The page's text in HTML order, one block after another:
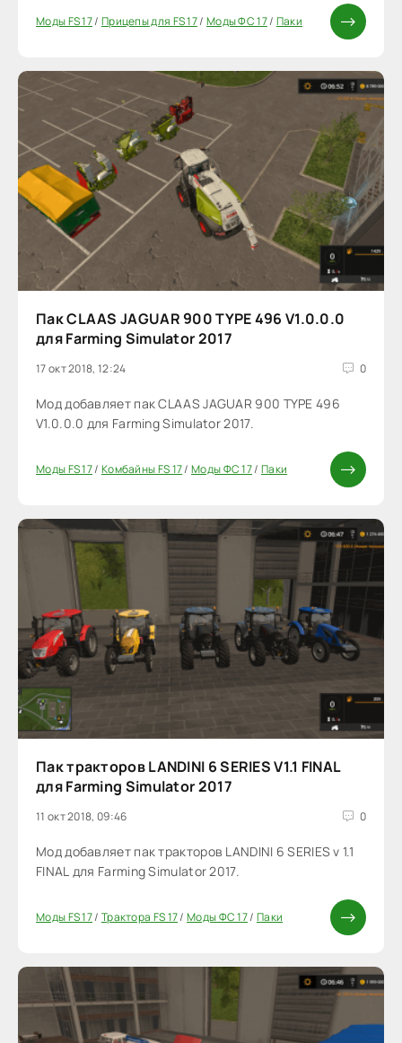
Моды FS 17/ Прицепы для FS 17/ Моды ФС 17/ Паки
Пак CLAAS JAGUAR 900 TYPE 496 V1.0.0.0
для Farming Simulator 2017
17 окт 2018, 12:24 0
Мод добавляет пак CLAAS JAGUAR 900 TYPE 496
V1.0.0.0 для Farming Simulator 2017.
Моды FS 17/ Комбайны FS 17/Моды ФС 17/ Паки
Пак тракторов LANDINI 6 SERIES V1.1 FINAL
для Farming Simulator 2017
11 окт 2018, 09:46 0
Мод добавляет пак тракторов LANDINI 6 SERIES v 1.1
FINAL для Farming Simulator 2017.
Моды FS 17/ Трактора FS 17/Моды ФС 17/ Паки